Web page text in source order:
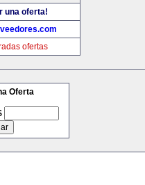
una oferta!
ofertas
Oferta